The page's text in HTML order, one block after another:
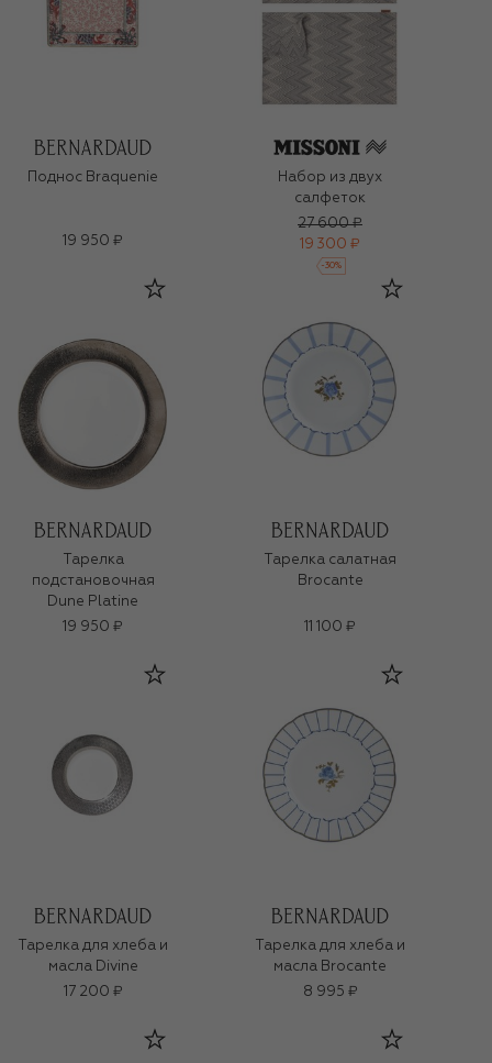
Поднос Braquenie
19 950 ₽
Набор из двух
салфеток
27 600 ₽
19 300 ₽
-30%
Тарелка
подстановочная
Dune Platine
19 950 ₽
Тарелка салатная
Brocante
11 100 ₽
Тарелка для хлеба и
масла Divine
17 200 ₽
Тарелка для хлеба и
масла Brocante
8 995 ₽